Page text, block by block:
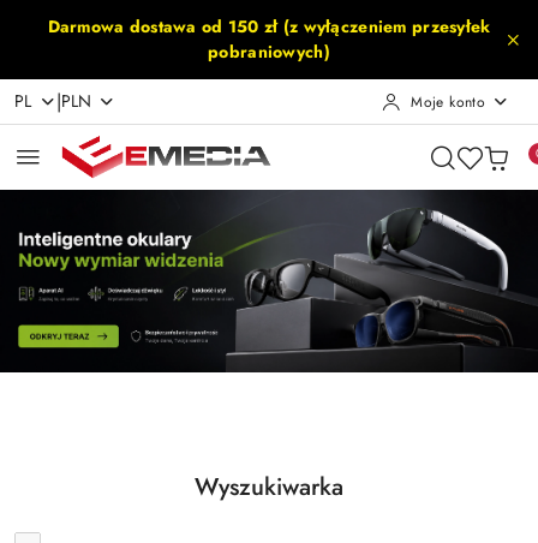
Przejdź do treści głównej
Przejdź do wyszukiwarki
Przejdź do moje konto
Przejdź do menu głównego
Przejdź do stopki
Darmowa dostawa od 150 zł (z wyłączeniem przesyłek
pobraniowych)
PL |PLN Moje konto
Pomiń karuzelę promocyjną
Wyszukiwarka